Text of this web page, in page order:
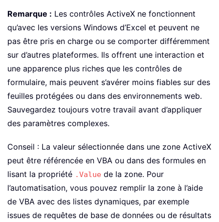
Remarque : Les contrôles ActiveX ne fonctionnent
qu’avec les versions Windows d’Excel et peuvent ne
pas être pris en charge ou se comporter différemment
sur d’autres plateformes. Ils offrent une interaction et
une apparence plus riches que les contrôles de
formulaire, mais peuvent s’avérer moins fiables sur des
feuilles protégées ou dans des environnements web.
Sauvegardez toujours votre travail avant d’appliquer
des paramètres complexes.
Conseil : La valeur sélectionnée dans une zone ActiveX
peut être référencée en VBA ou dans des formules en
lisant la propriété .Value de la zone. Pour
l’automatisation, vous pouvez remplir la zone à l’aide
de VBA avec des listes dynamiques, par exemple
issues de requêtes de base de données ou de résultats